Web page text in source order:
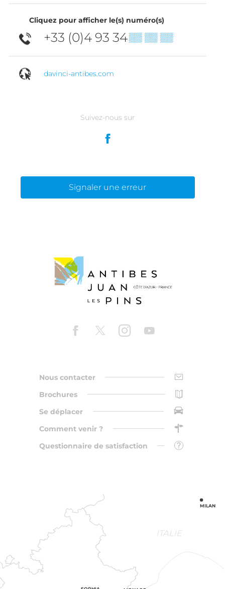
Cliquez pour afficher le(s) numéro(s)
+33 (0)4 93 34▒▒ ▒▒ ▒▒
davinci-antibes.com
Suivez-nous sur
Signaler une erreur
Nous contacter
Brochures
Se déplacer
Comment venir ?
Questionnaire de satisfaction
ITALIE
MILAN